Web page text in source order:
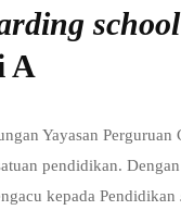
school
A
Yayasan Perguruan
pendidikan.
kepada Pendidikan